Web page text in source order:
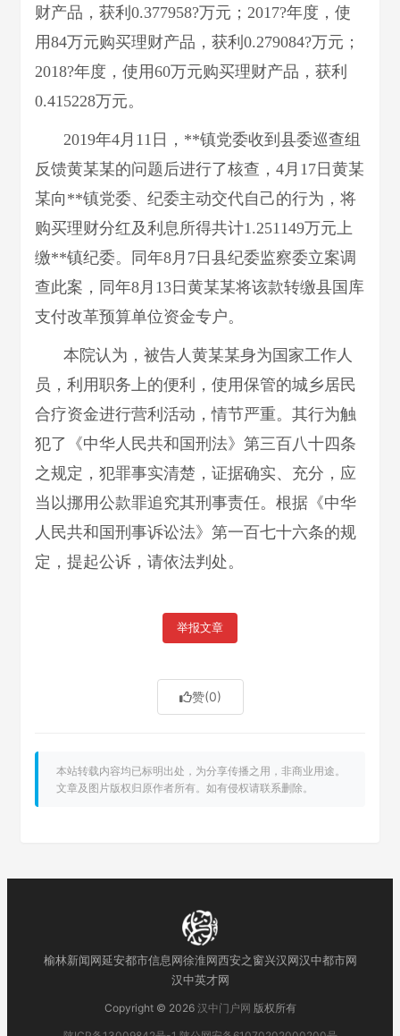
财产品，获利0.377958?万元；2017?年度，使
用84万元购买理财产品，获利0.279084?万元；
2018?年度，使用60万元购买理财产品，获利
0.415228万元。
2019年4月11日，**镇党委收到县委巡查组
反馈黄某某的问题后进行了核查，4月17日黄某
某向**镇党委、纪委主动交代自己的行为，将
购买理财分红及利息所得共计1.251149万元上
缴**镇纪委。同年8月7日县纪委监察委立案调
查此案，同年8月13日黄某某将该款转缴县国库
支付改革预算单位资金专户。
本院认为，被告人黄某某身为国家工作人
员，利用职务上的便利，使用保管的城乡居民
合疗资金进行营利活动，情节严重。其行为触
犯了《中华人民共和国刑法》第三百八十四条
之规定，犯罪事实清楚，证据确实、充分，应
当以挪用公款罪追究其刑事责任。根据《中华
人民共和国刑事诉讼法》第一百七十六条的规
定，提起公诉，请依法判处。
举报文章
赞(0)
本站转载内容均已标明出处，为分享传播之用，非商业用途。
文章及图片版权归原作者所有。如有侵权请联系删除。
榆林新闻网延安都市信息网徐淮网西安之窗兴汉网汉中都市网
汉中英才网
Copyright © 2026 汉中门户网 版权所有